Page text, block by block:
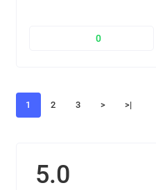
0
1 2 3 > >|
5.0